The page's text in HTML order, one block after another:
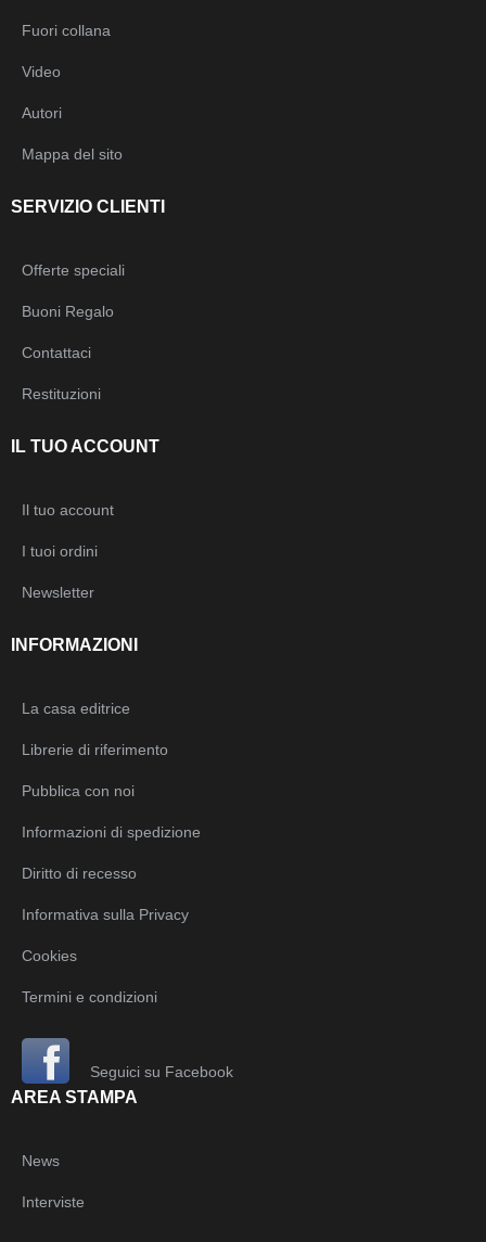
Fuori collana
Video
Autori
Mappa del sito
SERVIZIO CLIENTI
Offerte speciali
Buoni Regalo
Contattaci
Restituzioni
IL TUO ACCOUNT
Il tuo account
I tuoi ordini
Newsletter
INFORMAZIONI
La casa editrice
Librerie di riferimento
Pubblica con noi
Informazioni di spedizione
Diritto di recesso
Informativa sulla Privacy
Cookies
Termini e condizioni
Seguici su Facebook
AREA STAMPA
News
Interviste